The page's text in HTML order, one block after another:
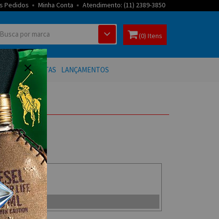
Pedidos Minha Conta Atendimento: (11) 2389-3850
(0) Itens
OFERTAS LANÇAMENTOS